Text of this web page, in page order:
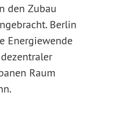
den Zubau
Berlin
Energiewende
Raum